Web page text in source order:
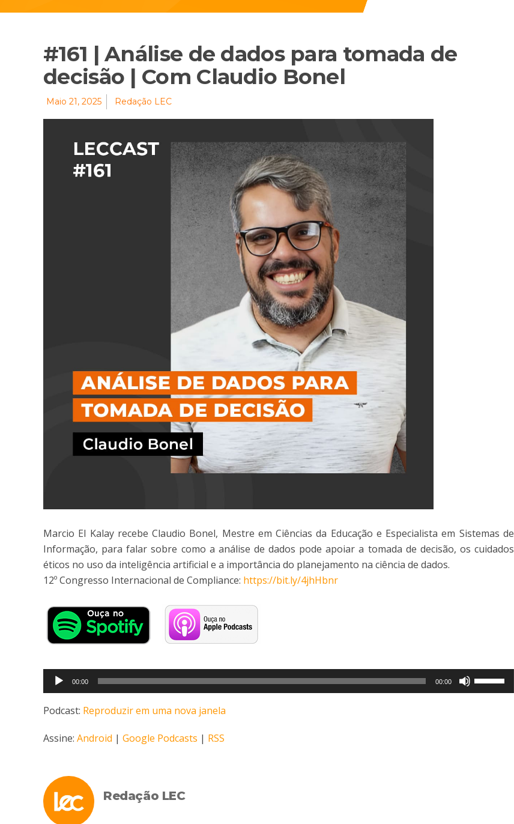
#161 | Análise de dados para tomada de
decisão | Com Claudio Bonel
Maio 21, 2025 Redação LEC
Marcio El Kalay recebe Claudio Bonel, Mestre em Ciências da Educação e Especialista em Sistemas de
Informação, para falar sobre como a análise de dados pode apoiar a tomada de decisão, os cuidados
éticos no uso da inteligência artificial e a importância do planejamento na ciência de dados.
12º Congresso Internacional de Compliance: https://bit.ly/4jhHbnr
Tocador
de
áudio
00:00 00:00
as
Podcast: Reproduzir em uma nova janela
Assine: Android | Google Podcasts | RSS
Redação LEC